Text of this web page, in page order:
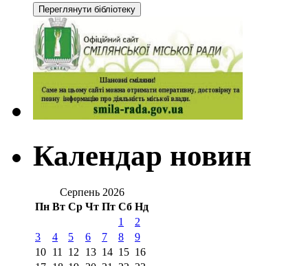
Календар новин
Серпень 2026
Пн Вт Ср Чт Пт Сб Нд
1
2
3
4 5 6 7 8
9
10 11 12 13 14 15 16